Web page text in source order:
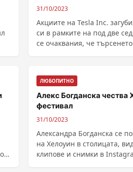
31/10/2023
Акциите на Tesla Inc.
си в рамките на под две
се очаквания, че
ЛЮБОПИТНО
Алекс Богданска чества
фестивал
31/10/2023
Александра Богданска се
на Хелоуин в столицата, видя
клипове и снимки в